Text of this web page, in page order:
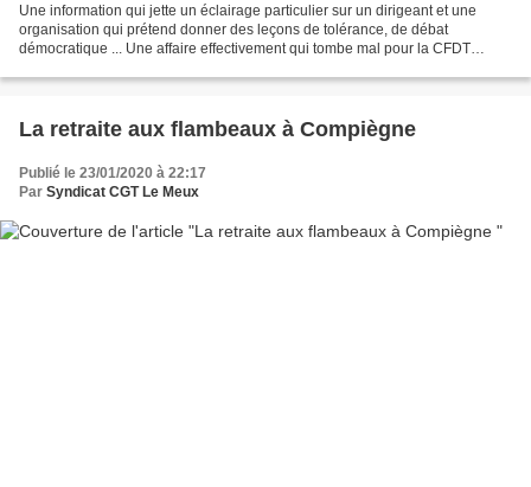
Une information qui jette un éclairage particulier sur un dirigeant et une
organisation qui prétend donner des leçons de tolérance, de débat
démocratique ... Une affaire effectivement qui tombe mal pour la CFDT
La retraite aux flambeaux à Compiègne
Publié le 23/01/2020 à 22:17
Par Syndicat CGT Le Meux